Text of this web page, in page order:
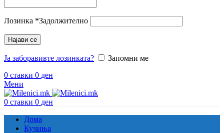
Лозинка *Задолжително
Најави се
Ја заборавивте лозинката?
Запомни ме
0 ставки 0 ден
Мени
0 ставки 0 ден
Дома
Кучиња